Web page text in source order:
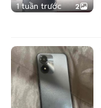
1 tuần trước 2